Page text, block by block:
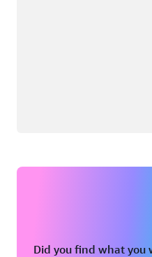
Did you find what you